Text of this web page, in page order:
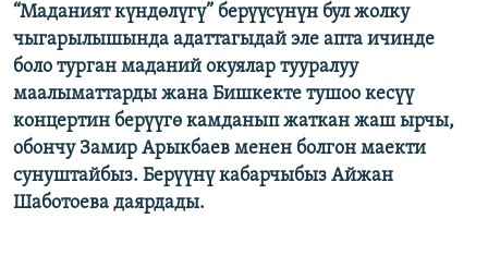
ЭКСПЕРТТЕР ТАЛДАЙТ
БИЗ ЖАНА ДҮЙНӨ
ДАНИСТЕ
ЭЖЕ-СИҢДИЛЕР
АЗАТТЫК+
ЫҢГАЙСЫЗ СУРООЛОР
ӨЗГӨЧӨ ПИКИР
Русский
ОНЛАЙН ШЕРИНЕ
“Маданият күндөлүгү” берүүсүнүн бул жолку
чыгарылышында адаттагыдай эле апта ичинде
боло турган маданий окуялар тууралуу
маалыматтарды жана Бишкекте тушоо кесүү
концертин берүүгө камданып жаткан жаш ырчы,
обончу Замир Арыкбаев менен болгон маекти
сунуштайбыз. Берүүнү кабарчыбыз Айжан
Шаботоева даярдады.